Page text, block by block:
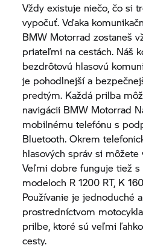
Vždy existuje niečo, čo si
vypočuť. Vďaka
BMW Motorrad zostaneš
priateľmi na cestách. Náš
bezdrôtovú hlasovú
je pohodlnejší a
predtým. Každá prilba
navigácii BMW Motorrad
mobilnému telefónu s
Bluetooth. Okrem
hlasových správ si
Veľmi dobre funguje tiež
modeloch R 1200 RT, K
Používanie je jednoduché
prostredníctvom
prilbe, ktoré sú veľmi
cesty.